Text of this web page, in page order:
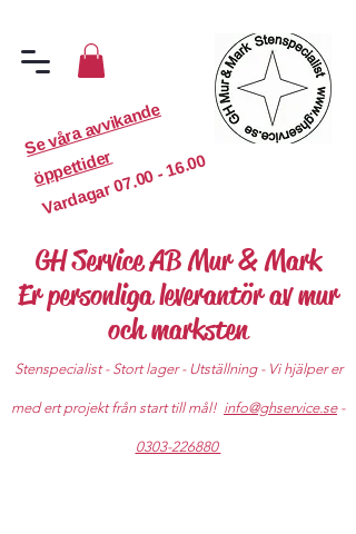
S
e
v
år
a
a
v
vi
k
a
n
d
e
ö
p
p
etti
d
er
Vardagar
07.00 - 16.00
GH Service AB Mur & Mark
Er personliga leverantör av mur
och marksten
Stenspecialist - Stort lager - Utställning - Vi hjälper er
med ert projekt från start till mål! info@ghservice.se-
0303-226880